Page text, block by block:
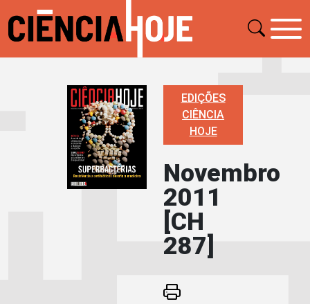
EDIÇÕES
CIÊNCIA
HOJE
Novembro
2011
[CH
287]